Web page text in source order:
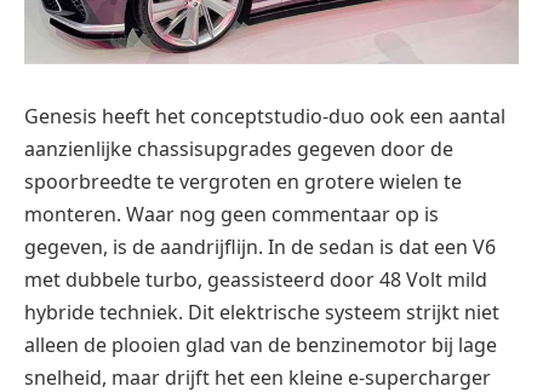
Genesis heeft het conceptstudio-duo ook een aantal
aanzienlijke chassisupgrades gegeven door de
spoorbreedte te vergroten en grotere wielen te
monteren. Waar nog geen commentaar op is
gegeven, is de aandrijflijn. In de sedan is dat een V6
met dubbele turbo, geassisteerd door 48 Volt mild
hybride techniek. Dit elektrische systeem strijkt niet
alleen de plooien glad van de benzinemotor bij lage
snelheid, maar drijft het een ​​kleine e-supercharger